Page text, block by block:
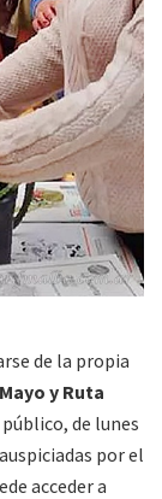
de la propia
y Ruta
de lunes
auspiciadas por el
acceder a